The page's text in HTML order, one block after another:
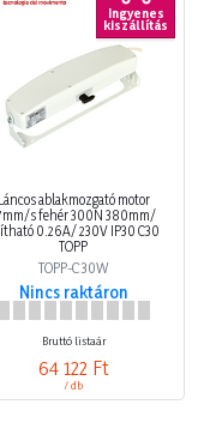
Ingyenes
kiszállítás
Láncos ablakmozgató motor
s fehér 300N 380mm/
0.26A/ 230V IP30 C30
TOPP
TOPP-C30W
Nincs raktáron
Bruttó listaár
64 122 Ft
/ db